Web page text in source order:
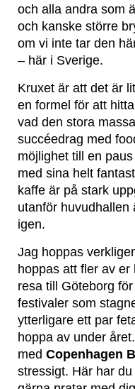
och alla andra som
och kanske större
om vi inte tar den
– här i Sverige.
Kruxet är att det är
en formel för att
vad den stora
succéedrag med
möjlighet till en
med sina helt
kaffe är på stark
utanför huvudhallen
igen.
Jag hoppas
hoppas att fler av
resa till Göteborg
festivaler som
ytterligare ett par
hoppa av under
med Copenhagen
stressigt. Här har